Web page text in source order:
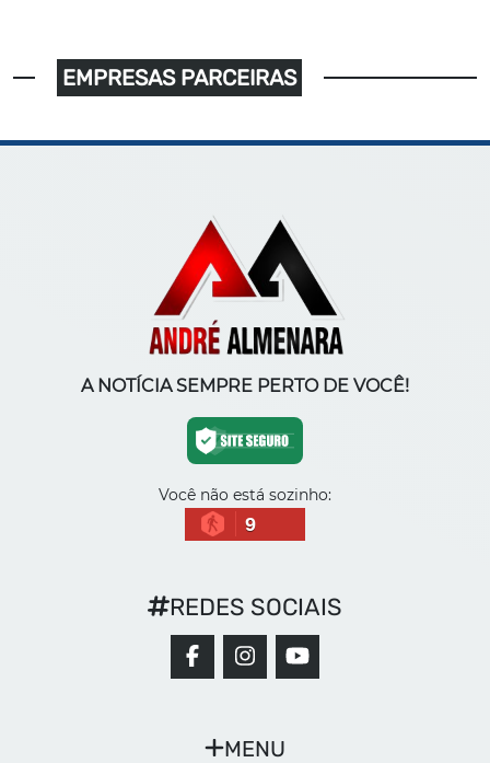
EMPRESAS PARCEIRAS
A NOTÍCIA SEMPRE PERTO DE VOCÊ!
Você não está sozinho:
9
MENU
REDES SOCIAIS